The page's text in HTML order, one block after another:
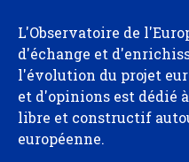
L'Observatoire de
d'échange et
l'évolution du projet
et d'opinions est dédié
libre et constructif
européenne.